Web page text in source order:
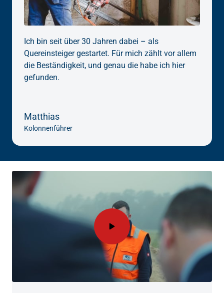
Ich bin seit über 30 Jahren dabei – als
Quereinsteiger gestartet. Für mich zählt vor allem
die Beständigkeit, und genau die habe ich hier
gefunden.
Matthias
Kolonnenführer